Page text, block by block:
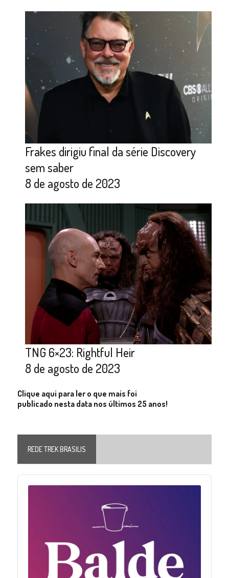
Frakes dirigiu final da série Discovery
sem saber
8 de agosto de 2023
TNG 6×23: Rightful Heir
8 de agosto de 2023
Clique aqui para ler o que mais foi
publicado nesta data nos últimos 25 anos!
REDE TREK BRASILIS
Audio
Player